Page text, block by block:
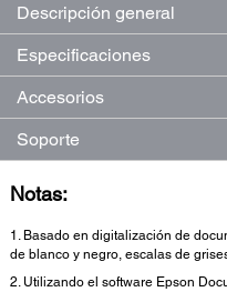
Descripción general
Especificaciones
Accesorios
Soporte
Notas:
1. Basado en digitalización de
de blanco y negro, escalas de
2. Utilizando el software Epson